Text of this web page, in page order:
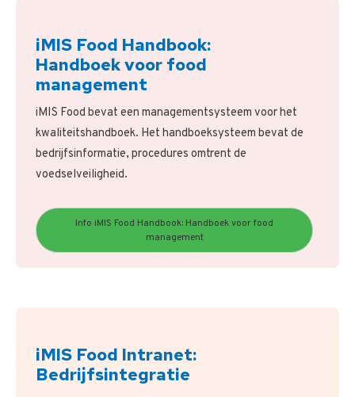
iMIS Food Handbook:
Handboek voor food
management
iMIS Food bevat een managementsysteem voor het
kwaliteitshandboek. Het handboeksysteem bevat de
bedrijfsinformatie, procedures omtrent de
voedselveiligheid.
Info iMIS Food Handbook: Handboek voor food
management
iMIS Food Intranet:
Bedrijfsintegratie